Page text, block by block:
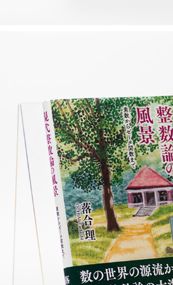
現代整数論の風景
2019